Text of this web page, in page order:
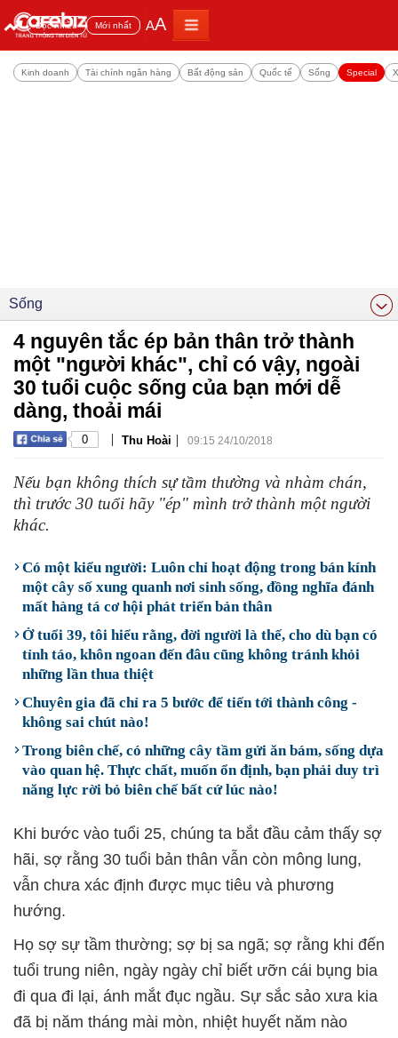
Đọc nhiều Mới nhất AA
Kinh doanh Tài chính ngân hàng Bất động sản Quốc tế Sống Special
Sống
4 nguyên tắc ép bản thân trở thành
một "người khác", chỉ có vậy, ngoài
30 tuổi cuộc sống của bạn mới dễ
dàng, thoải mái
0 | Thu Hoài | 09:15 24/10/2018
Nếu bạn không thích sự tầm thường và nhàm chán,
thì trước 30 tuổi hãy "ép" mình trở thành một người
khác.
Có một kiểu người: Luôn chỉ hoạt động trong bán kính
một cây số xung quanh nơi sinh sống, đồng nghĩa đánh
mất hàng tá cơ hội phát triển bản thân
Ở tuổi 39, tôi hiểu rằng, đời người là thế, cho dù bạn có
tỉnh táo, khôn ngoan đến đâu cũng không tránh khỏi
những lần thua thiệt
Chuyên gia đã chỉ ra 5 bước để tiến tới thành công -
không sai chút nào!
Trong biên chế, có những cây tầm gửi ăn bám, sống dựa
vào quan hệ. Thực chất, muốn ổn định, bạn phải duy trì
năng lực rời bỏ biên chế bất cứ lúc nào!
Khi bước vào tuổi 25, chúng ta bắt đầu cảm thấy sợ
hãi, sợ rằng 30 tuổi bản thân vẫn còn mông lung,
vẫn chưa xác định được mục tiêu và phương
hướng.
Họ sợ sự tầm thường; sợ bị sa ngã; sợ rằng khi đến
tuổi trung niên, ngày ngày chỉ biết ưỡn cái bụng bia
đi qua đi lại, ánh mắt đục ngầu. Sự sắc sảo xưa kia
đã bị năm tháng mài mòn, nhiệt huyết năm nào